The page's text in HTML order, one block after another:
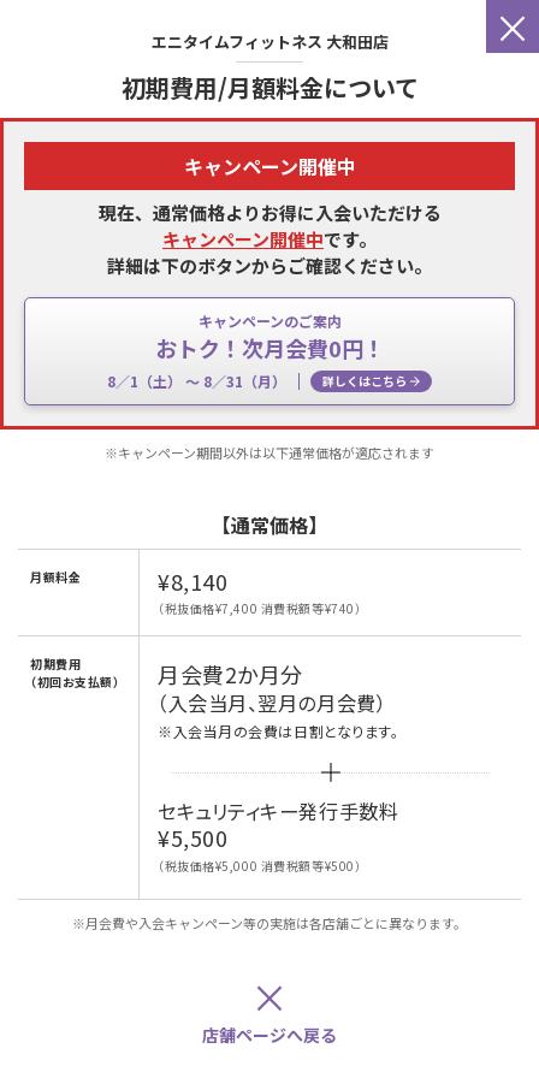
×
エニタイムフィットネス 大和田店
初期費用/月額料金について
キャンペーン開催中
現在、通常価格よりお得に入会いただける
キャンペーン開催中です。
詳細は下のボタンからご確認ください。
キャンペーンのご案内
おトク！次月会費0円！
8／1（土） 〜 8／31（月） 詳しくはこちら
※キャンペーン期間以外は以下通常価格が適応されます
【通常価格】
月額料金 ¥8,140
（税抜価格¥7,400 消費税額等¥740）
初期費用
（初回お支払額）
月会費2か月分
（入会当月、翌月の月会費）
※入会当月の会費は日割となります。
セキュリティキー発行手数料
¥5,500
（税抜価格¥5,000 消費税額等¥500）
※月会費や入会キャンペーン等の実施は各店舗ごとに異なります。
×
店舗ページへ戻る